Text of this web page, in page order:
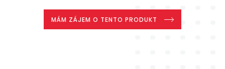
MÁM ZÁJEM O TENTO PRODUKT